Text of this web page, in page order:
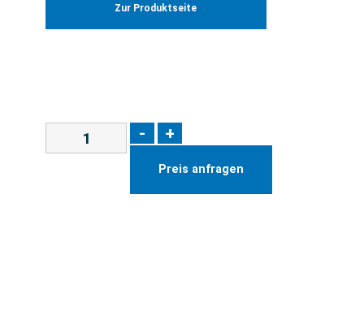
Zur Produktseite
- +
Preis anfragen